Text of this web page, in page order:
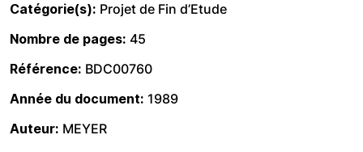
Catégorie(s) Projet de Fin d’Etude
Nombre de pages 45
Référence BDC00760
Année du document 1989
Auteur MEYER